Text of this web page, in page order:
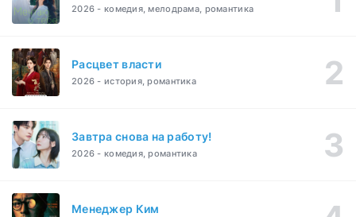
2026 - комедия, мелодрама, романтика
Расцвет власти
2026 - история, романтика
Завтра снова на работу!
2026 - комедия, романтика
Менеджер Ким